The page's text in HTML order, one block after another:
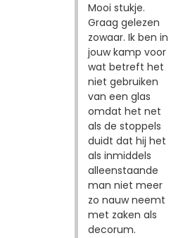
Mooi stukje.
Graag gelezen
zowaar. Ik ben in
jouw kamp voor
wat betreft het
niet gebruiken
van een glas
omdat het net
als de stoppels
duidt dat hij het
als inmiddels
alleenstaande
man niet meer
zo nauw neemt
met zaken als
decorum.